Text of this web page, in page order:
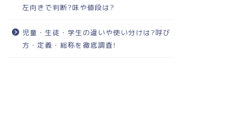
左向きで判断?味や値段は?
児童・生徒・学生の違いや使い分けは?呼び
方・定義・総称を徹底調査!